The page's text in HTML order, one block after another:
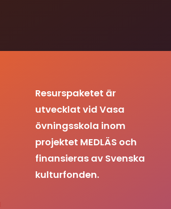
Resurspaketet är
utvecklat vid Vasa
övningsskola inom
projektet MEDLÄS och
finansieras av Svenska
kulturfonden.